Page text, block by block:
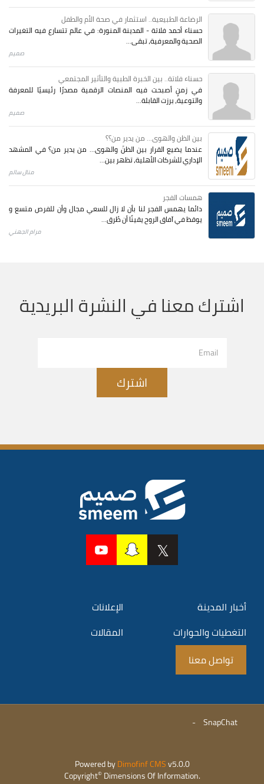
الرضاعة الطبيعية.. استثمار في صحة الأم والطفل
حسناء أحمد فلاتة - المدينة المنورة: في عالم تتسارع فيه التغيرات
الصحية والمعرفية، تبقى...
صميم
حسناء فلاتة.. بين الخبرة الطبية والتأثير المجتمعي
في زمنٍ أصبحت فيه المنصات الرقمية مصدرًا رئيسيًا للمعرفة
والتوعية، برزت القابلة...
صميم
بين الظن والهوى... من يدير من؟؟
عندما يضيع القرار بين الظنّ والهوى… من يدير من؟ في المشهد
الإداري للشركات الأهلية، تظهر بين...
منال سالم
همسات الفجر
دائما يهمس الفجر لنا بأن لا زال للسعي مجال وأن للفرص متسع و
يوقظ في آفاق الروح يقينًا أن طُرق...
مرام الجهني
اشترك معنا في النشرة البريدية
اشترك
أخبار المدينة
الإعلانات
التغطيات والحوارات
المقالات
تواصل معنا
SnapChat
-
Powered byDimofinf CMSv5.0.0
Copyright© Dimensions Of Information.